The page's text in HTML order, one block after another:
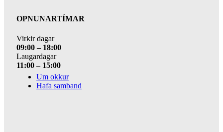
OPNUNARTÍMAR
Virkir dagar
09:00 – 18:00
Laugardagar
11:00 – 15:00
Um okkur
Hafa samband